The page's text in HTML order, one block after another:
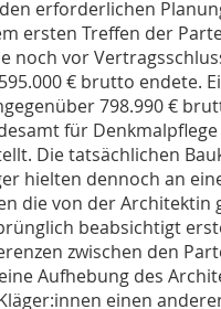
erforderlichen
ersten Treffen der
noch vor
€ brutto endete.
798.990 €
für
Die tatsächlichen
hielten dennoch an
die von der Architektin
beabsichtigt
zwischen den
Aufhebung des
einen